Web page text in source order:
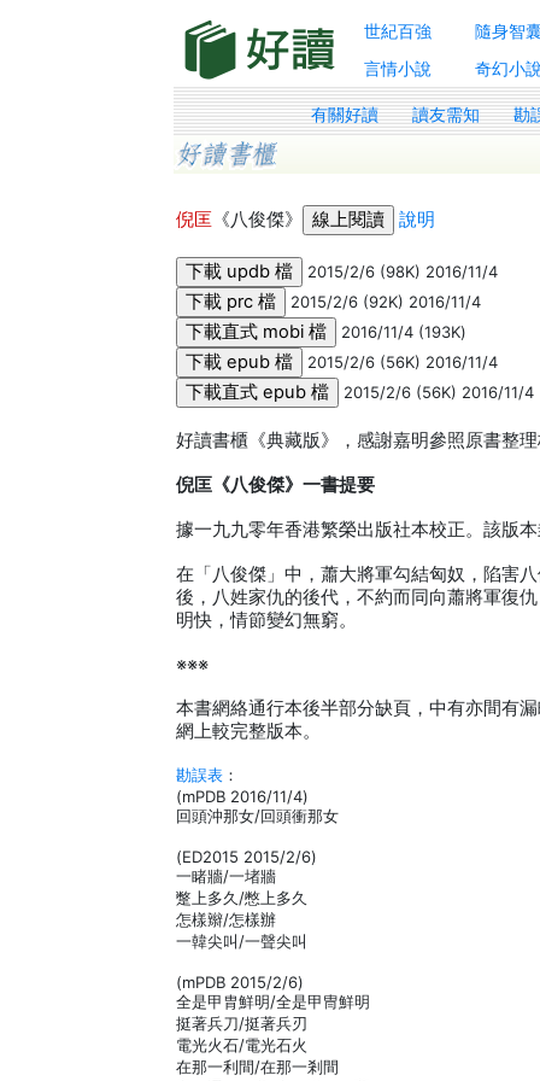
世紀百強 隨身智
言情小說
奇幻小說
有關好讀 讀友需知 勘
倪匡 《八俊傑》 說明
2015/2/6 (98K) 2016/11/4
2015/2/6 (92K) 2016/11/4
2016/11/4 (193K)
2015/2/6 (56K) 2016/11/4
2015/2/6 (56K) 2016/11/4
好讀書櫃《典藏版》，感謝嘉明參照原書整
倪匡《八俊傑》一書提要
據一九九零年香港繁榮出版社本校正。該版
在「八俊傑」中，蕭大將軍勾結匈奴，陷害
後，八姓家仇的後代，不約而同向蕭將軍復
明快，情節變幻無窮。
※※※
本書網絡通行本後半部分缺頁，中有亦間有
網上較完整版本。
勘誤表 ：
(mPDB 2016/11/4)
回頭沖那女/回頭衝那女
(ED2015 2015/2/6)
一睹牆/一堵牆
蹩上多久/憋上多久
怎樣辮/怎樣辦
一韓尖叫/一聲尖叫
(mPDB 2015/2/6)
全是甲胄鮮明/全是甲冑鮮明
挺著兵刀/挺著兵刃
電光火石/電光石火
在那一利間/在那一剎間